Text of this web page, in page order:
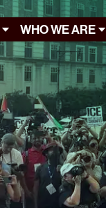
WHO WE ARE